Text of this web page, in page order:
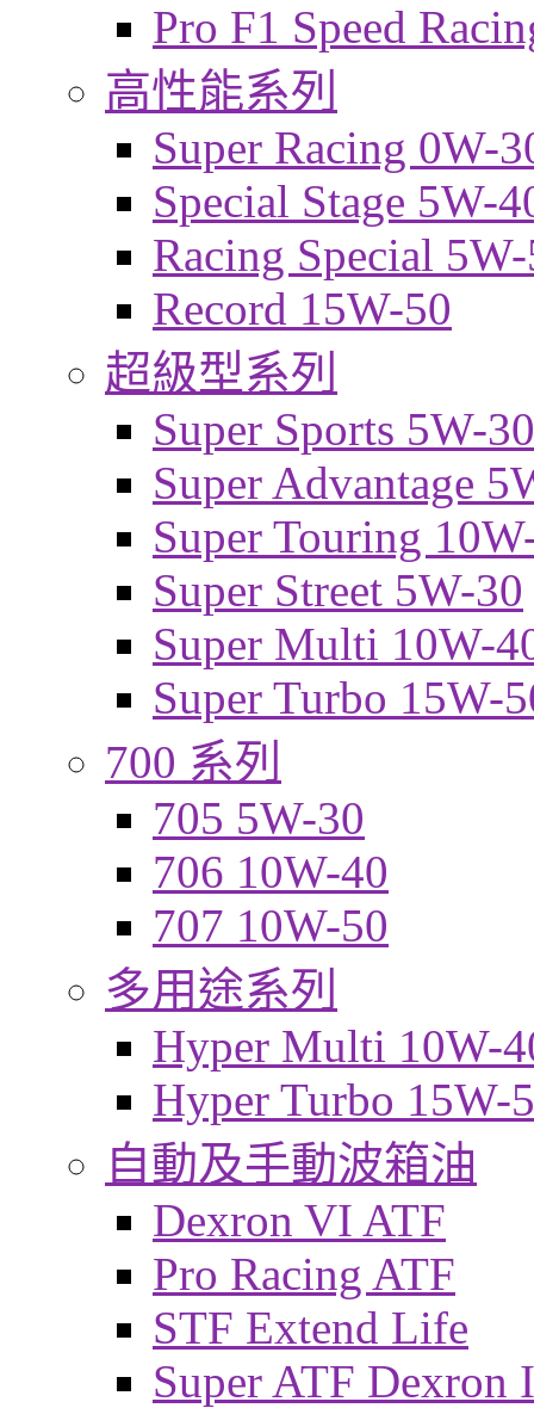
Pro F1 Speed
高性能系列
Super Racing 0W-
Special Stage 5W-
Racing Special
Record 15W-50
超級型系列
Super Sports 5W-30
Super Advantage
Super Touring
Super Street 5W-30
Super Multi 10W-
Super Turbo 15W-
700 系列
705 5W-30
706 10W-40
707 10W-50
多用途系列
Hyper Multi 10W-
Hyper Turbo 15W-
自動及手動波箱油
Dexron VI ATF
Pro Racing ATF
STF Extend Life
Super ATF Dexron